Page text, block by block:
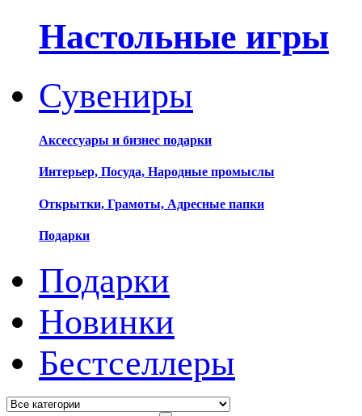
Настольные игры
Сувениры
Аксессуары и бизнес подарки
Интерьер, Посуда, Народные промыслы
Открытки, Грамоты, Адресные папки
Подарки
Подарки
Новинки
Бестселлеры